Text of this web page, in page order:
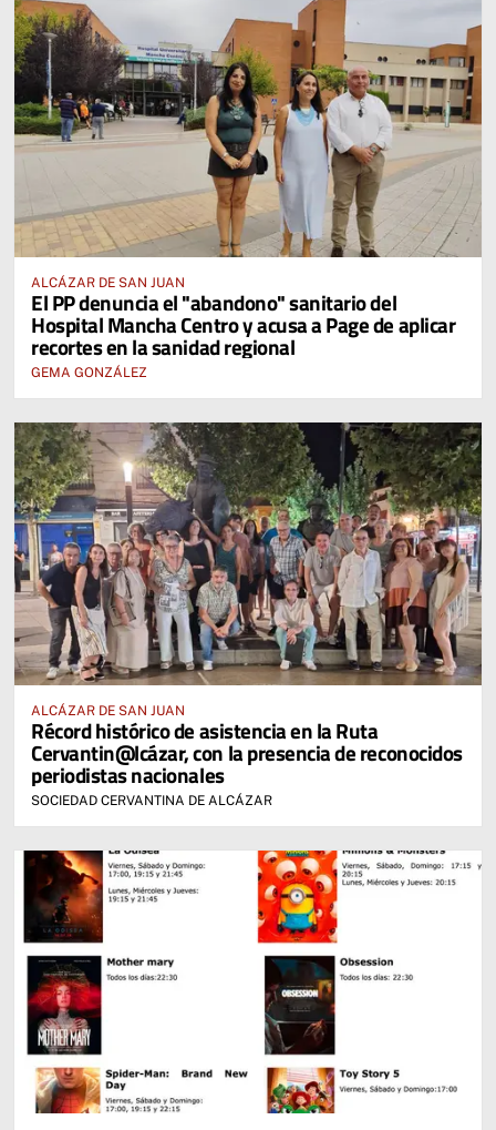
ALCÁZAR DE SAN JUAN
El PP denuncia el "abandono" sanitario del
Hospital Mancha Centro y acusa a Page de aplicar
recortes en la sanidad regional
GEMA GONZÁLEZ
ALCÁZAR DE SAN JUAN
Récord histórico de asistencia en la Ruta
Cervantin@lcázar, con la presencia de reconocidos
periodistas nacionales
SOCIEDAD CERVANTINA DE ALCÁZAR